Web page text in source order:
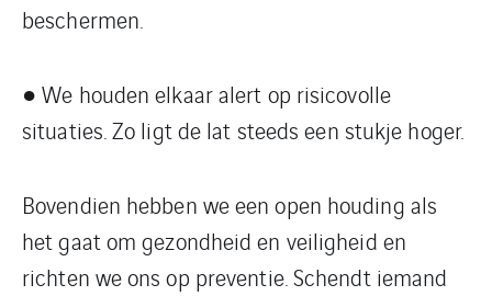
beschermen.
● We houden elkaar alert op risicovolle
situaties. Zo ligt de lat steeds een stukje hoger.
Bovendien hebben we een open houding als
het gaat om gezondheid en veiligheid en
richten we ons op preventie. Schendt iemand